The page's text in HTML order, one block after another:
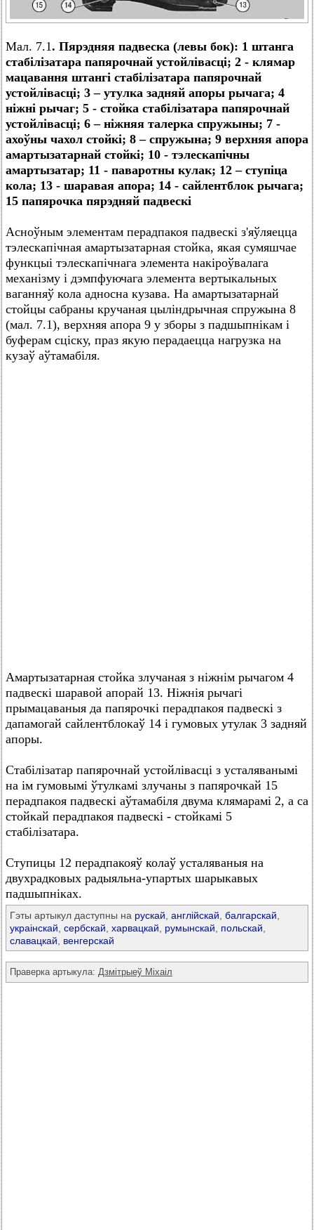
Мал. 7.1. Пярэдняя падвеска (левы бок): 1 штанга
стабілізатара папярочнай устойлівасці; 2 - клямар
мацавання штангі стабілізатара папярочнай
устойлівасці; 3 – утулка задняй апоры рычага; 4
ніжні рычаг; 5 - стойка стабілізатара папярочнай
устойлівасці; 6 – ніжняя талерка спружыны; 7 -
ахоўны чахол стойкі; 8 – спружына; 9 верхняя апора
амартызатарнай стойкі; 10 - тэлескапічны
амартызатар; 11 - паваротны кулак; 12 – ступіца
кола; 13 - шаравая апора; 14 - сайлентблок рычага;
15 папярочка пярэдняй падвескі
Асноўным элементам перадпакоя падвескі з'яўляецца
тэлескапічная амартызатарная стойка, якая сумяшчае
функцыі тэлескапічнага элемента накіроўвалага
механізму і дэмпфуючага элемента вертыкальных
ваганняў кола адносна кузава. На амартызатарнай
стойцы сабраны кручаная цыліндрычная спружына 8
(мал. 7.1), верхняя апора 9 у зборы з падшыпнікам і
буферам сціску, праз якую перадаецца нагрузка на
кузаў аўтамабіля.
Амартызатарная стойка злучаная з ніжнім рычагом 4
падвескі шаравой апорай 13. Ніжнія рычагі
прымацаваныя да папярочкі перадпакоя падвескі з
дапамогай сайлентблокаў 14 і гумовых утулак 3 задняй
апоры.
Стабілізатар папярочнай устойлівасці з усталяванымі
на ім гумовымі ўтулкамі злучаны з папярочкай 15
перадпакоя падвескі аўтамабіля двума клямарамі 2, а са
стойкай перадпакоя падвескі - стойкамі 5
стабілізатара.
Ступицы 12 перадпакояў колаў усталяваныя на
двухрадковых радыяльна-упартых шарыкавых
падшыпніках.
Гэты артыкул даступны на рускай, англійскай, балгарскай,
украінскай, сербскай, харвацкай, румынскай, польскай,
славацкай, венгерскай
Праверка артыкула: Дзмітрыеў Міхаіл